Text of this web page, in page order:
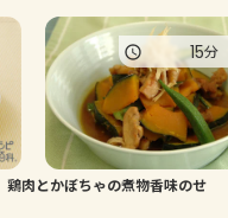
鶏肉とかぼちゃの煮物香味のせ
15分